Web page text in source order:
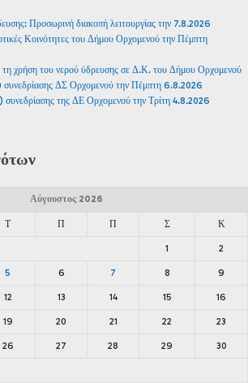
Προσωρινή διακοπή λειτουργίας την 7.8.2026
Κοινότητες του Δήμου Ορχομενού την Πέμπτη
τη χρήση του νερού ύδρευσης σε Δ.Κ. του Δήμου Ορχομενού
ΔΣ Ορχομενού την Πέμπτη 6.8.2026
της ΔΕ Ορχομενού την Τρίτη 4.8.2026
Αύγουστος 2026
Τ Π Π Σ Κ
1 2
5 6 7 8 9
12 13 14 15 16
19 20 21 22 23
26 27 28 29 30